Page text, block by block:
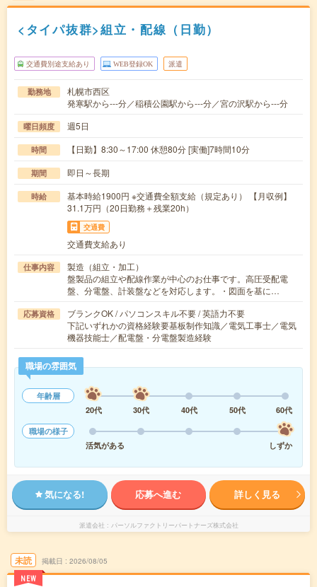
<タイパ抜群>組立・配線（日勤）
交通費別途支給あり WEB登録OK 派遣
勤務地
札幌市西区
発寒駅から---分／稲積公園駅から---分／宮の沢駅から---分
曜日頻度 週5日
時間 【日勤】8:30～17:00 休憩80分 [実働]7時間10分
期間 即日～長期
時給
基本時給1900円 ※交通費全額支給（規定あり） 【月収例】
31.1万円（20日勤務＋残業20h）
交通費
交通費支給あり
仕事内容
製造（組立・加工）
盤製品の組立や配線作業が中心のお仕事です。高圧受配電
盤、分電盤、計装盤などを対応します。・図面を基に…
応募資格
ブランクOK / パソコンスキル不要 / 英語力不要
下記いずれかの資格経験要基板制作知識／電気工事士／電気
機器技能士／配電盤・分電盤製造経験
職場の雰囲気
年齢層
20代
30代 40代 50代
60代
職場の様子
活気がある
しずか
気になる! 応募へ進む 詳しく見る
派遣会社 パーソルファクトリーパートナーズ株式会社
未読
NEW
掲載日 2026/08/05